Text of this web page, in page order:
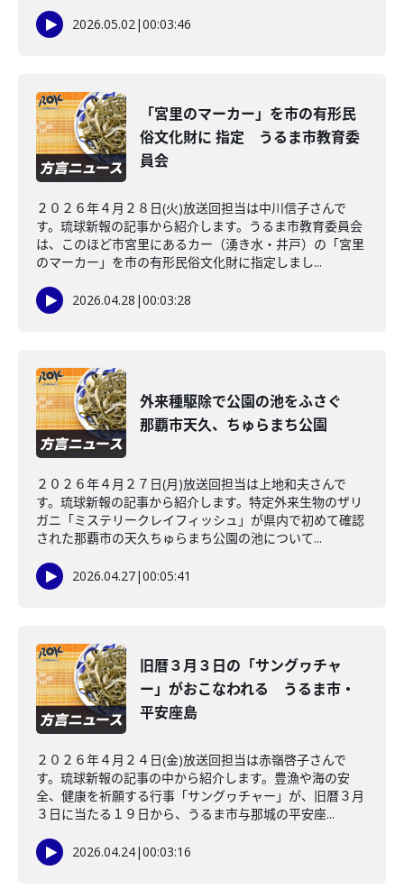
2026.05.02|00:03:46
「宮里のマーカー」を市の有形民
俗文化財に 指定 うるま市教育委
員会
２０２６年４月２８日(火)放送回担当は中川信子さんで
す。琉球新報の記事から紹介します。うるま市教育委員会
は、このほど市宮里にあるカー（湧き水・井戸）の「宮里
のマーカー」を市の有形民俗文化財に指定しまし...
2026.04.28 |00:03:28
外来種駆除で公園の池をふさぐ
那覇市天久、ちゅらまち公園
２０２６年４月２７日(月)放送回担当は上地和夫さんで
す。琉球新報の記事から紹介します。特定外来生物のザリ
ガニ「ミステリークレイフィッシュ」が県内で初めて確認
された那覇市の天久ちゅらまち公園の池について...
2026.04.27|00:05:41
旧暦３月３日の「サングヮチャ
ー」がおこなわれる うるま市・
平安座島
２０２６年４月２４日(金)放送回担当は赤嶺啓子さんで
す。琉球新報の記事の中から紹介します。豊漁や海の安
全、健康を祈願する行事「サングヮチャー」が、旧暦３月
３日に当たる１９日から、うるま市与那城の平安座...
2026.04.24|00:03:16